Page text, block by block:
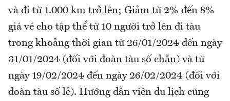
và đi từ 1.000 km trở lên; Giảm từ 2% đến 8%
giá vé cho tập thể từ 10 người trở lên đi tàu
trong khoảng thời gian từ 26/01/2024 đến ngày
31/01/2024 (đối với đoàn tàu số chẵn) và từ
ngày 19/02/2024 đến ngày 26/02/2024 (đối với
đoàn tàu số lẻ). Hướng dẫn viên du lịch cũng